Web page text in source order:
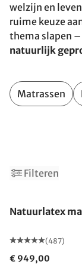
welzijn en
ruime keuze
thema slapen –
natuurlijk
Matrassen
Filteren
Natuurlatex
(487)
€ 949,00
10 12